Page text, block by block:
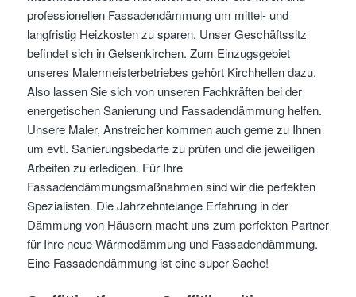
professionellen Fassadendämmung um mittel- und
langfristig Heizkosten zu sparen. Unser Geschäftssitz
befindet sich in Gelsenkirchen. Zum Einzugsgebiet
unseres Malermeisterbetriebes gehört Kirchhellen dazu.
Also lassen Sie sich von unseren Fachkräften bei der
energetischen Sanierung und Fassadendämmung helfen.
Unsere Maler, Anstreicher kommen auch gerne zu Ihnen
um evtl. Sanierungsbedarfe zu prüfen und die jeweiligen
Arbeiten zu erledigen. Für Ihre
Fassadendämmungsmaßnahmen sind wir die perfekten
Spezialisten. Die Jahrzehntelange Erfahrung in der
Dämmung von Häusern macht uns zum perfekten Partner
für Ihre neue Wärmedämmung und Fassadendämmung.
Eine Fassadendämmung ist eine super Sache!